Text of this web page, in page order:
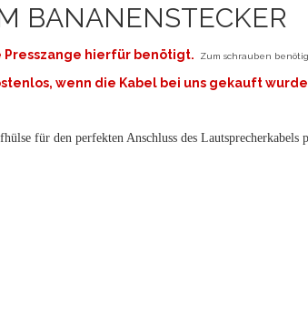
BANANENSTECKER
Presszange hierfür benötigt. Zum schrauben
wenn die Kabel bei uns gekauft
für den perfekten Anschluss des